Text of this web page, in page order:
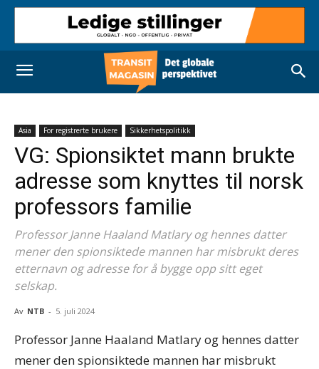
Asia For registrerte brukere Sikkerhetspolitikk
VG: Spionsiktet mann brukte
adresse som knyttes til norsk
professors familie
Professor Janne Haaland Matlary og hennes datter
mener den spionsiktede mannen har misbrukt deres
etternavn og adresse for å bygge opp sitt eget
selskap.
Av NTB - 5. juli 2024
Professor Janne Haaland Matlary og hennes datter
mener den spionsiktede mannen har misbrukt